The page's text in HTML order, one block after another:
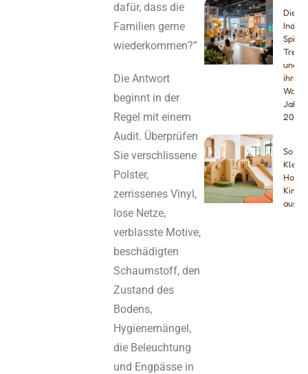
dafür, dass die
Familien gerne
wiederkommen?”
Die Antwort
beginnt in der
Regel mit einem
Audit. Überprüfen
Sie verschlissene
Polster,
zerrissenes Vinyl,
lose Netze,
verblasste Motive,
beschädigten
Schaumstoff, den
Zustand des
Bodens,
Hygienemängel,
die Beleuchtung
und Engpässe in
Die
und
ihres
2027
So
Holz
aus